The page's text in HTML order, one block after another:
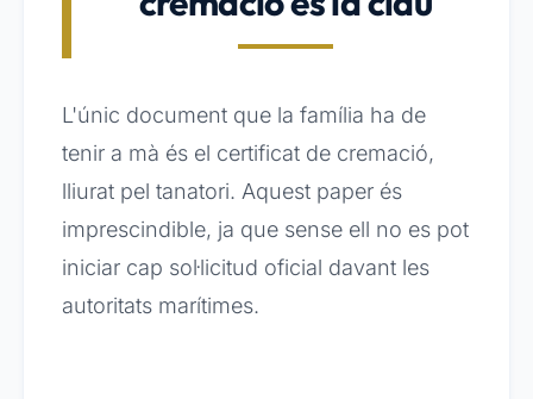
L'únic document que la família ha de
tenir a mà és el certificat de cremació,
lliurat pel tanatori. Aquest paper és
imprescindible, ja que sense ell no es pot
iniciar cap sol·licitud oficial davant les
autoritats marítimes.